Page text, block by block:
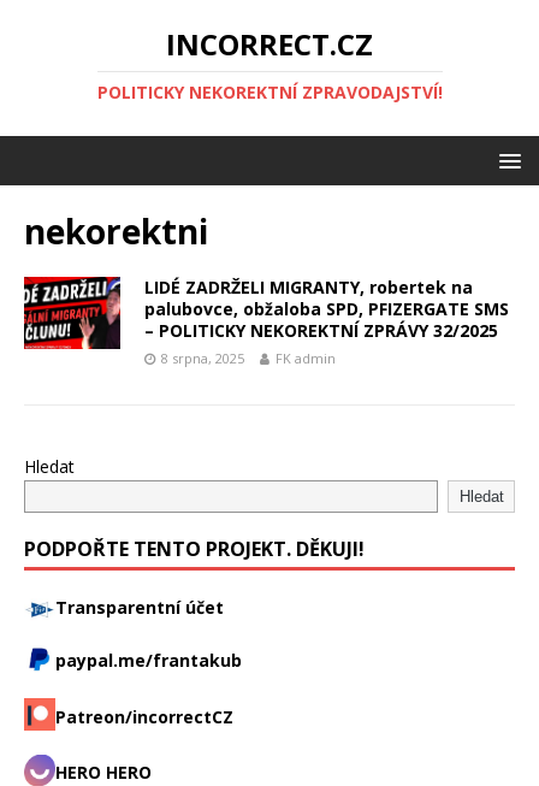
INCORRECT.CZ
POLITICKY NEKOREKTNÍ ZPRAVODAJSTVÍ!
nekorektni
LIDÉ ZADRŽELI MIGRANTY, robertek na
palubovce, obžaloba SPD, PFIZERGATE SMS
– POLITICKY NEKOREKTNÍ ZPRÁVY 32/2025
8 srpna, 2025 FK admin
Hledat
Hledat
PODPOŘTE TENTO PROJEKT. DĚKUJI!
Transparentní účet
paypal.me/frantakub
Patreon/incorrectCZ
HERO HERO